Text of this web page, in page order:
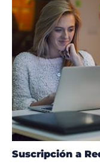
Suscripción a